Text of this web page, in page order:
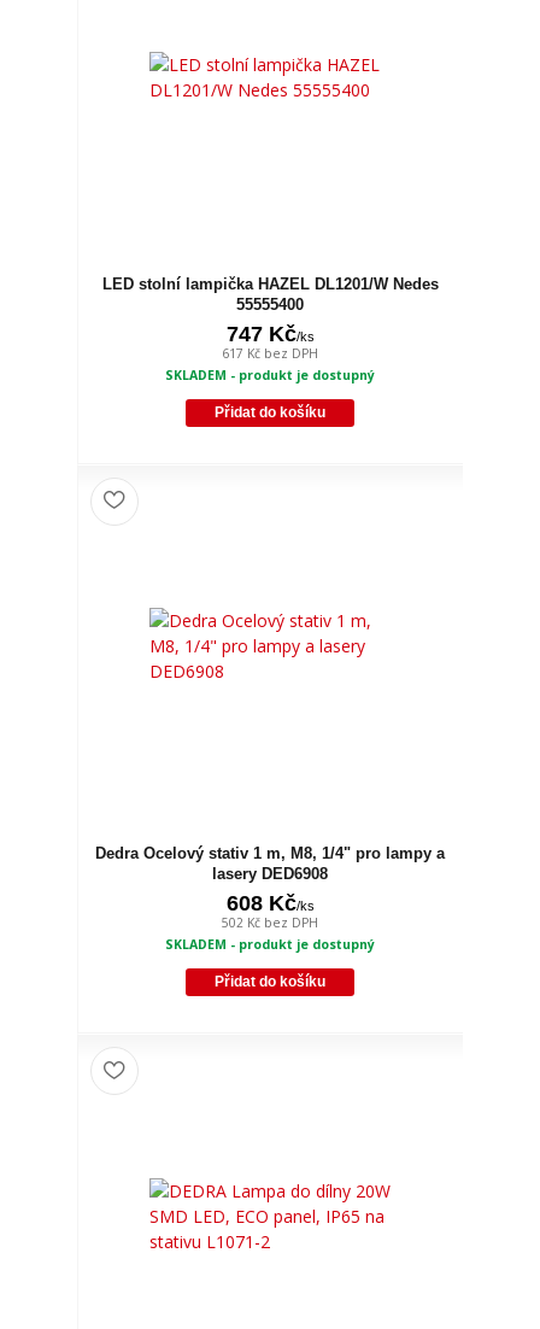
LED stolní lampička HAZEL DL1201/W Nedes
55555400
747 Kč/ks
617 Kč bez DPH
SKLADEM - produkt je dostupný
Přidat do košíku
Dedra Ocelový stativ 1 m, M8, 1/4" pro lampy a
lasery DED6908
608 Kč/ks
502 Kč bez DPH
SKLADEM - produkt je dostupný
Přidat do košíku